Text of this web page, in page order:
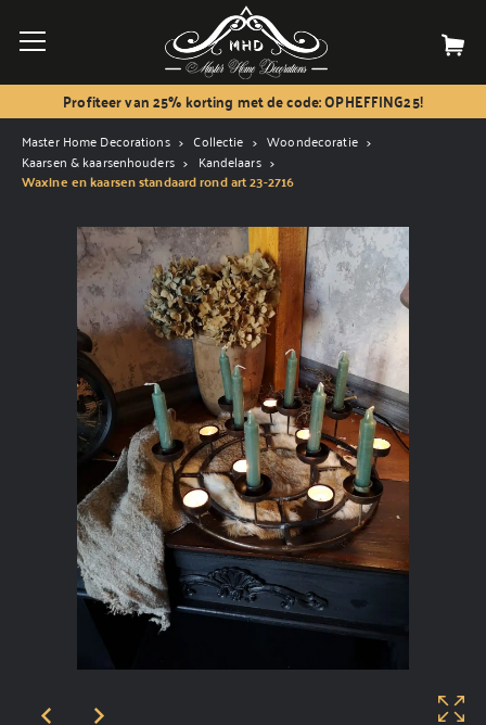
Profiteer van 25% korting met de code: OPHEFFING25!
Master Home Decorations Collectie
Woondecoratie
Kaarsen & kaarsenhouders
Kandelaars
Waxine en kaarsen standaard rond art 23-2716